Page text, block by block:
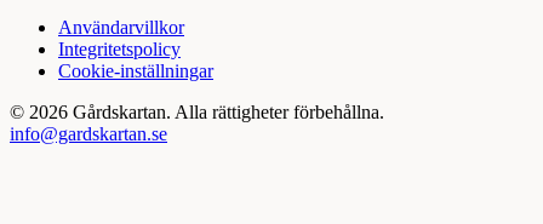
Användarvillkor
Integritetspolicy
Cookie-inställningar
© 2026 Gårdskartan. Alla rättigheter förbehållna.
info@gardskartan.se